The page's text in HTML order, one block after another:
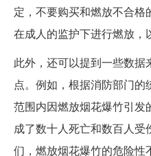
定，不要购买和燃放不合
在成人的监护下进行燃放，
此外，还可以提到一些数
点。例如，根据消防部门
范围内因燃放烟花爆竹引
成了数十人死亡和数百人受
们，燃放烟花爆竹的危险性